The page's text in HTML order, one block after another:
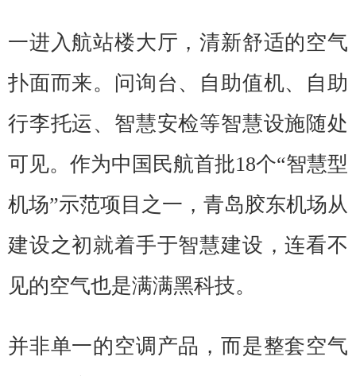
一进入航站楼大厅，清新舒适的空气
扑面而来。问询台、自助值机、自助
行李托运、智慧安检等智慧设施随处
可见。作为中国民航首批18个“智慧型
机场”示范项目之一，青岛胶东机场从
建设之初就着手于智慧建设，连看不
见的空气也是满满黑科技。
并非单一的空调产品，而是整套空气